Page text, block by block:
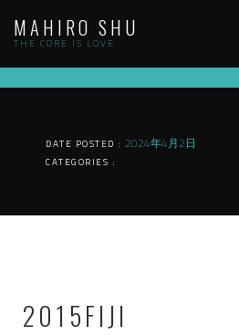
content
MAHIRO SHU
THE CORE IS LOVE
DATE POSTED : 2024年4月2日
CATEGORIES :
2015FIJI